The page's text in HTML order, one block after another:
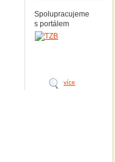
Spolupracujeme
s portálem
více